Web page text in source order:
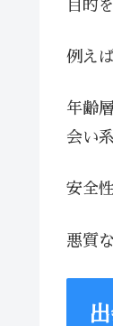
目的
例え
年齢
会い
安全
悪質